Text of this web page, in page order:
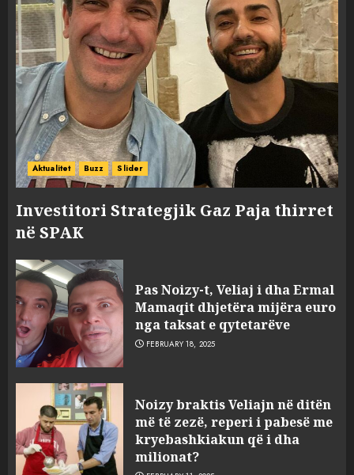
Aktualitet Buzz Slider
Investitori Strategjik Gaz Paja thirret
në SPAK
Pas Noizy-t, Veliaj i dha Ermal
Mamaqit dhjetëra mijëra euro
nga taksat e qytetarëve
FEBRUARY 18, 2025
Noizy braktis Veliajn në ditën
më të zezë, reperi i pabesë me
kryebashkiakun që i dha
milionat?
3
sulmuan “One Albania”,
ngjarja u fsheh. A u vodhën
serverat?
MARCH 25, 2025